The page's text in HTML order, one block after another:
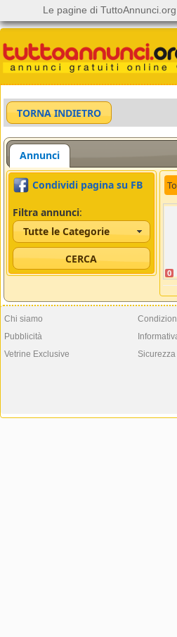
Annunci
Condividi pagina su FB
Filtra annunci:
Tutte le Categorie
0
Chi siamo
Pubblicità
Vetrine Exclusive
Sicurezza
Le pagine di